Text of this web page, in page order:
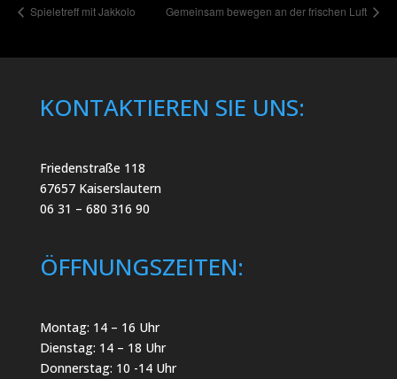
Spieletreff mit Jakkolo Gemeinsam bewegen an der frischen Luft
KONTAKTIEREN SIE UNS:
Friedenstraße 118
67657 Kaiserslautern
06 31 – 680 316 90
ÖFFNUNGSZEITEN:
Montag: 14 – 16 Uhr
Dienstag: 14 – 18 Uhr
Donnerstag: 10 -14 Uhr